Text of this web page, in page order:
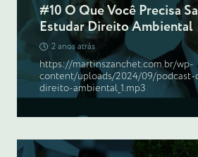
#10 O Que Você Precisa
Estudar Direito Ambiental
2 anos atrás
https://martinszanchet.com.br/wp-
content/uploads/2024/09/
direito-ambiental_1.mp3